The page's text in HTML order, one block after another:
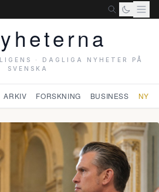
· DAGLIGA NYHETER PÅ
SVENSKA
ARKIV FORSKNING BUSINESS